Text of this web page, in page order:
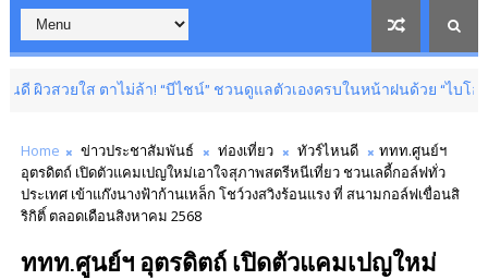
ล้า! “บีไชน์” ชวนดูแลตัวเองครบในหน้าฝนด้วย “ไบโอ โปร ซี” จัดโปรโ
Home ข่าวประชาสัมพันธ์ ท่องเที่ยว ทัวร์ไหนดี
ททท.ศูนย์ฯ
อุตรดิตถ์ เปิดตัวแคมเปญใหม่เอาใจสุภาพสตรีหนีเที่ยว ชวนเลดี้กอล์ฟทั่ว
ประเทศ เข้าแก๊งนางฟ้าก้านเหล็ก โชว์วงสวิงร้อนแรง ที่ สนามกอล์ฟเขื่อนสิ
ริกิติ์ ตลอดเดือนสิงหาคม 2568
ททท.ศูนย์ฯ อุตรดิตถ์ เปิดตัวแคมเปญใหม่